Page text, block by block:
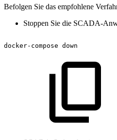
Befolgen Sie das empfohlene
Stoppen Sie die SCADA-
docker-compose down